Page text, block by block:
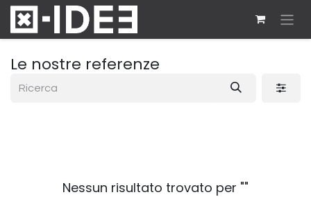
Passa al contenuto
Le nostre referenze
Nessun risultato trovato per ""